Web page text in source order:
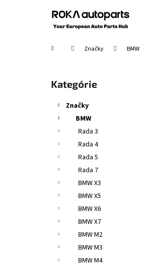
Domov Značky BMW
Preskočiť
kategórie
Kategórie
Značky
BMW
Rada 3
Rada 4
Rada 5
Rada 7
BMW X3
BMW X5
BMW X6
BMW X7
BMW M2
BMW M3
BMW M4